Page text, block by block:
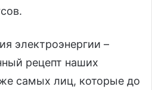
электроэнергии –
рецепт наших
самых лиц, которые до